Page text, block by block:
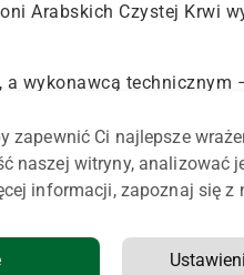
Arabskich Czystej Krwi
wykonawcą technicznym
zapewnić Ci najlepsze
naszej witryny, analizować
informacji, zapoznaj się z